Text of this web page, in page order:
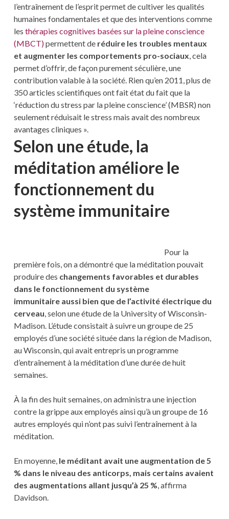
l’entraînement de l’esprit permet de cultiver les qualités
humaines fondamentales et que des interventions comme
les thérapies cognitives basées sur la pleine conscience
(MBCT)permettent de réduire les troubles mentaux
et augmenter les comportements pro-sociaux, cela
permet d’offrir, de façon purement séculière, une
contribution valable à la société. Rien qu’en 2011, plus de
350 articles scientifiques ont fait état du fait que la
‘réduction du stress par la pleine conscience’ (MBSR) non
seulement réduisait le stress mais avait des nombreux
avantages cliniques ».
Selon une étude, la
méditation améliore le
fonctionnement du
système immunitaire
Pour la
première fois, on a démontré que la méditation pouvait
produire des changements favorables et durables
dans le fonctionnement du système
immunitaire aussi bien que de l’activité électrique du
cerveau, selon une étude de la University of Wisconsin-
Madison. L’étude consistait à suivre un groupe de 25
employés d’une société située dans la région de Madison,
au Wisconsin, qui avait entrepris un programme
d’entraînement à la méditation d’une durée de huit
semaines.
À la fin des huit semaines, on administra une injection
contre la grippe aux employés ainsi qu’à un groupe de 16
autres employés qui n’ont pas suivi l’entraînement à la
méditation.
En moyenne, le méditant avait une augmentation de 5
% dans le niveau des anticorps, mais certains avaient
des augmentations allant jusqu’à 25 %, affirma
Davidson.